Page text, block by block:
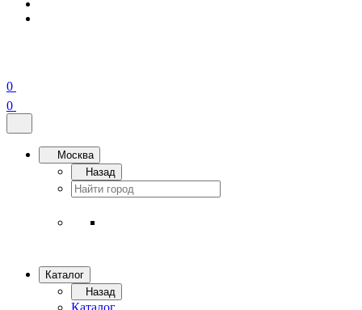
0
0
Москва
Назад
Каталог
Назад
Каталог